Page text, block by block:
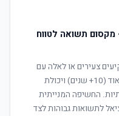
מקסום תשואה לטווח
צעירים או לאלה עם
אופק השקעה ארוך מאוד (10+ שנים) ויכולת
החשיפה המנייתית
לתשואות גבוהות לצד